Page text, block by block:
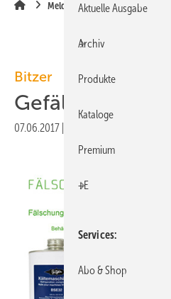
Meldungen
Bitzer
Gefälschte Öle
07.06.2017
Aktuelle Ausgabe
Archiv
Produkte
Kataloge
Premium
+E
Services
Abo & Shop